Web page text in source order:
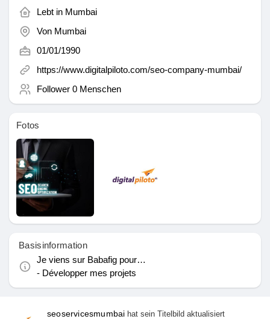
Beliebte Beiträge
Beiträge entdecken
Meine Finanzierung/en
Angebote
Lebt in Mumbai
Von Mumbai
01/01/1990
https://www.digitalpiloto.com/seo-company-mumbai/
Follower 0 Menschen
Fotos
Basisinformation
Je viens sur Babafig pour…
- Développer mes projets
seoservicesmumbai hat sein Titelbild aktualisiert